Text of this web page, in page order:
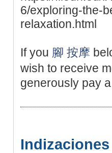
6/exploring-the-
relaxation.html
If you 腳 按摩
wish to receive
generously pay
Indizaciones